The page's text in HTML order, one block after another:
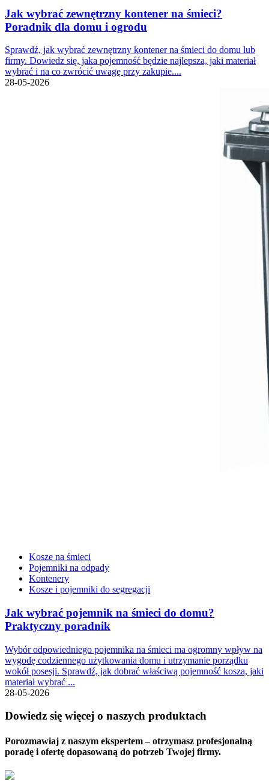
Jak wybrać zewnętrzny kontener na śmieci?
Poradnik dla domu i ogrodu
Sprawdź, jak wybrać zewnętrzny kontener na śmieci do domu lub
firmy. Dowiedz się, jaka pojemność będzie najlepsza, jaki materiał
wybrać i na co zwrócić uwagę przy zakupie....
28-05-2026
Kosze na śmieci
Pojemniki na odpady
Kontenery
Kosze i pojemniki do segregacji
Jak wybrać pojemnik na śmieci do domu?
Praktyczny poradnik
Wybór odpowiedniego pojemnika na śmieci ma ogromny wpływ na
wygodę codziennego użytkowania domu i utrzymanie porządku
wokół posesji. Sprawdź, jak dobrać właściwą pojemność kosza, jaki
materiał wybrać ...
28-05-2026
Dowiedz się więcej o naszych produktach
Porozmawiaj z naszym ekspertem – otrzymasz profesjonalną
poradę i ofertę dopasowaną do potrzeb Twojej firmy.